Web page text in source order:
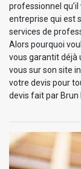
professionnel
entreprise qui est
services de
Alors pourquoi
vous garantit déjà
vous sur son site
votre devis pour
devis fait par Brun